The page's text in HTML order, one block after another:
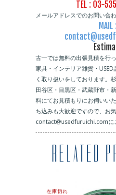
TEL : 03-
メールアドレスでのお問い合
MAIL :
古一では無料の出張見積を行
家具・インテリア雑貨・
く取り扱いをしております。
田谷区・目黒区・武蔵野市・
料にてお見積もりにお伺いい
ち込みも大歓迎ですので、お
contact@usedfuruichi.comに
RELATED
在庫切れ